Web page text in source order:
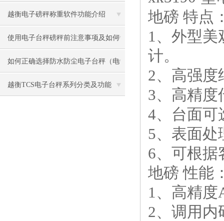
越衡电子磅秤称重软件功能介绍
使用电子台秤磅秤前注意事项及如何
保养
如何正确选择防水防尘电子台秤（电
子磅秤）
越衡TCS电子台秤系列分类及功能
地磅 特点
1、外型美
计。
2、高强度
3、高精度
4、台面可
5、表面处
6、可根据
地磅 性能
1、高精度
2、调用内